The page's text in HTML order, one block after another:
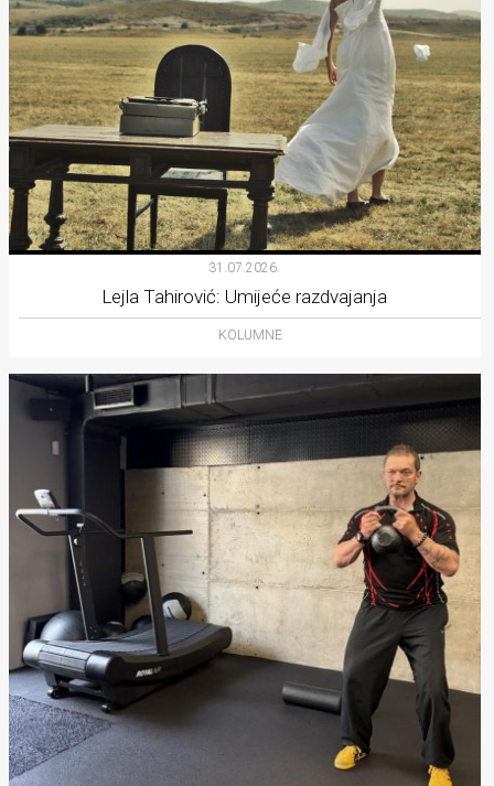
31.07.2026.
Lejla Tahirović: Umijeće razdvajanja
KOLUMNE